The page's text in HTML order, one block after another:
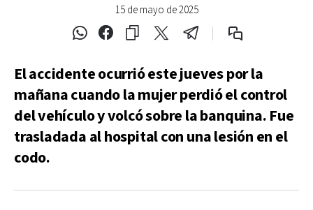
15 de mayo de 2025
El accidente ocurrió este jueves por la
mañana cuando la mujer perdió el control
del vehículo y volcó sobre la banquina. Fue
trasladada al hospital con una lesión en el
codo.